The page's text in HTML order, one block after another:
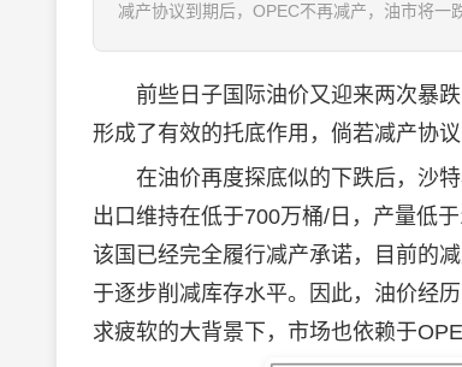
减产协议到期后，OPEC不再减产，油市将一
前些日子国际油价又迎来两次暴跌
形成了有效的托底作用，倘若减产协
在油价再度探底似的下跌后，沙特
出口维持在低于700万桶/日，产量低
该国已经完全履行减产承诺，目前的
于逐步削减库存水平。因此，油价经
求疲软的大背景下，市场也依赖于